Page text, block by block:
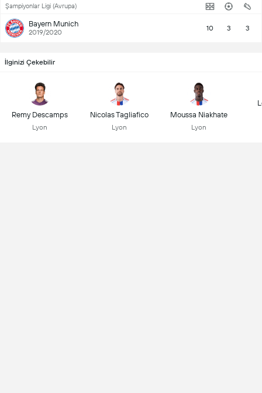
Şampiyonlar Ligi (Avrupa)
Bayern Munich
2019/2020 10 3 3
İlginizi Çekebilir
Remy Descamps
Lyon
Nicolas Tagliafico
Lyon
Moussa Niakhate
Lyon